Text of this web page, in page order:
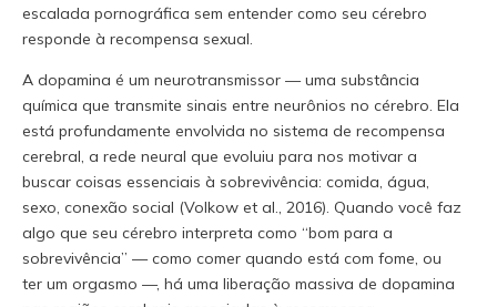
escalada pornográfica sem entender como seu cérebro
responde à recompensa sexual.
A dopamina é um neurotransmissor — uma substância
química que transmite sinais entre neurônios no cérebro. Ela
está profundamente envolvida no sistema de recompensa
cerebral, a rede neural que evoluiu para nos motivar a
buscar coisas essenciais à sobrevivência: comida, água,
sexo, conexão social (Volkow et al., 2016). Quando você faz
algo que seu cérebro interpreta como “bom para a
sobrevivência” — como comer quando está com fome, ou
ter um orgasmo —, há uma liberação massiva de dopamina